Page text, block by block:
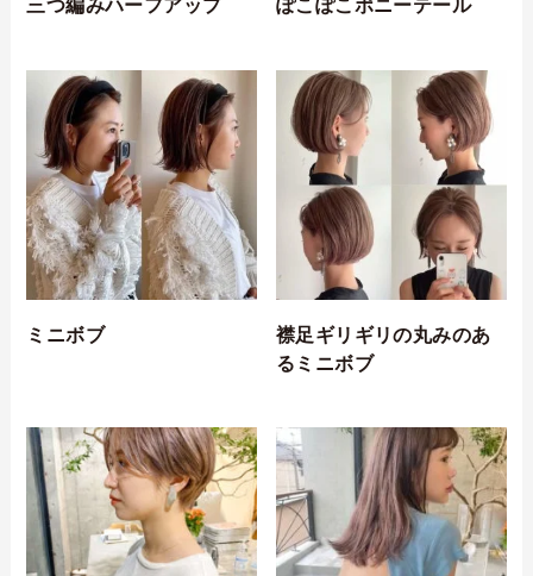
三つ編みハーフアップ ぽこぽこポニーテール
ミニボブ
襟足ギリギリの丸みのあ
るミニボブ